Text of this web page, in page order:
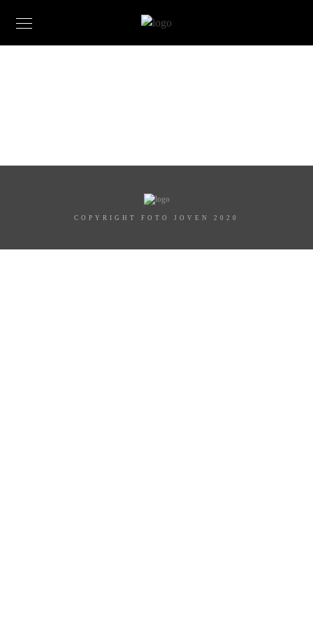
COPYRIGHT FOTO JOVEN 2020